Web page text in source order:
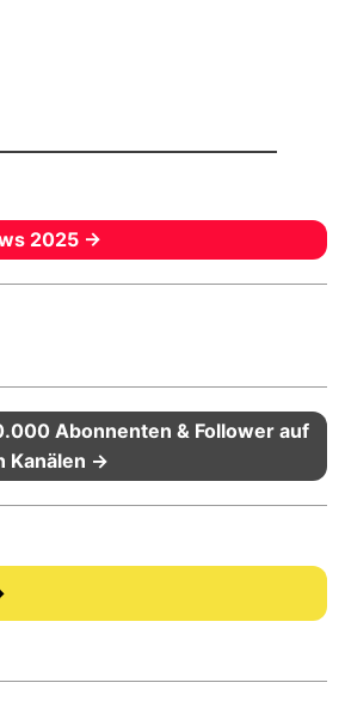
2025 →
Abonnenten & Follower auf
Kanälen →